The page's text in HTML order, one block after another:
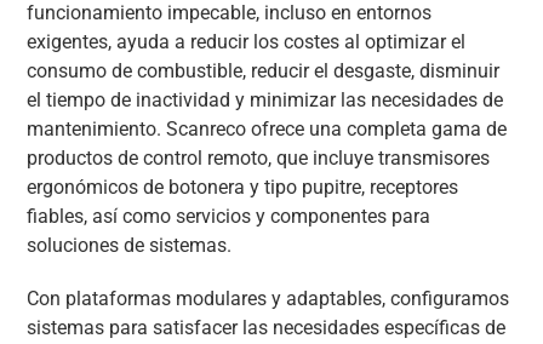
funcionamiento impecable, incluso en entornos
exigentes, ayuda a reducir los costes al optimizar el
consumo de combustible, reducir el desgaste, disminuir
el tiempo de inactividad y minimizar las necesidades de
mantenimiento. Scanreco ofrece una completa gama de
productos de control remoto, que incluye transmisores
ergonómicos de botonera y tipo pupitre, receptores
fiables, así como servicios y componentes para
soluciones de sistemas.
Con plataformas modulares y adaptables, configuramos
sistemas para satisfacer las necesidades específicas de